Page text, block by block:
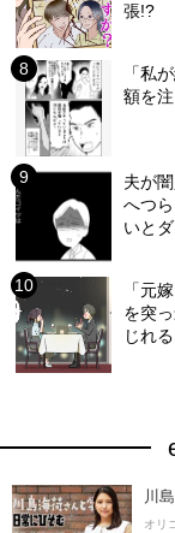
張!?
「私
額を
夫が
へつ
いと
「元
を突
じれ
川
オリ